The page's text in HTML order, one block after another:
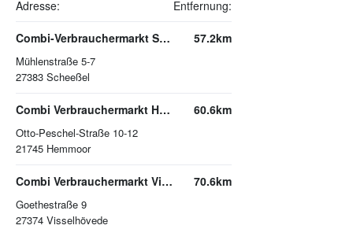
Adresse: Entfernung:
Combi-Verbrauchermarkt Scheeßel
Mühlenstraße 5-7
27383 Scheeßel
57.2km
Combi Verbrauchermarkt Hemmoor
Otto-Peschel-Straße 10-12
21745 Hemmoor
60.6km
Combi Verbrauchermarkt Visselhövede
Goethestraße 9
27374 Visselhövede
70.6km